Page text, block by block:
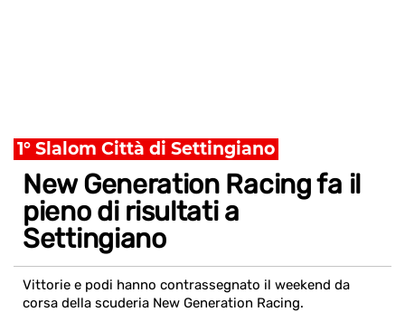
1° Slalom Città di Settingiano
New Generation Racing fa il
pieno di risultati a
Settingiano
Vittorie e podi hanno contrassegnato il weekend da
corsa della scuderia New Generation Racing.